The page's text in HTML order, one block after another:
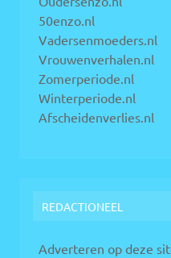
50enzo.nl
Vadersenmoeders.nl
Vrouwenverhalen.nl
Zomerperiode.nl
Winterperiode.nl
Afscheidenverlies.nl
REDACTIONEEL
Adverteren op deze